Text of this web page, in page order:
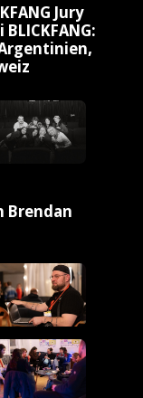
Jury
Brendan